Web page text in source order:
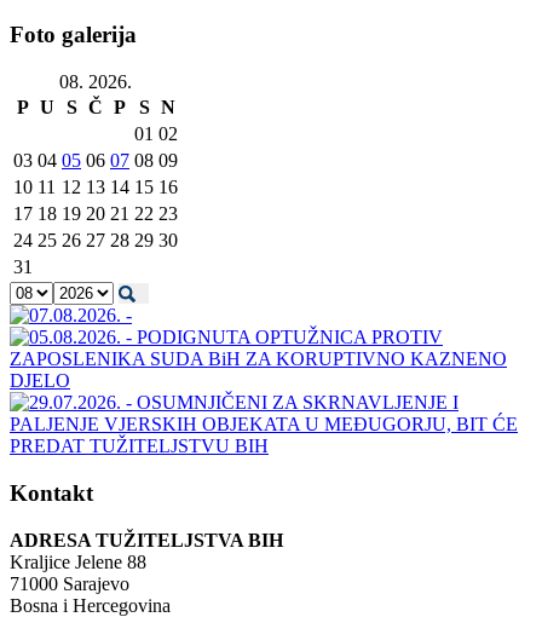
Foto galerija
08. 2026.
P U S Č P S N
01 02
03 04 05 06 07 08 09
10 11 12 13 14 15 16
17 18 19 20 21 22 23
24 25 26 27 28 29 30
31
Kontakt
ADRESA TUŽITELJSTVA BIH
Kraljice Jelene 88
71000 Sarajevo
Bosna i Hercegovina